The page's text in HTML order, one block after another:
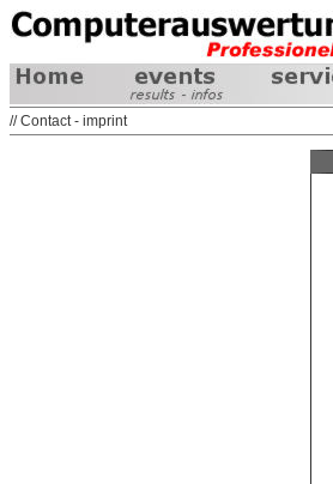
// Contact - imprint